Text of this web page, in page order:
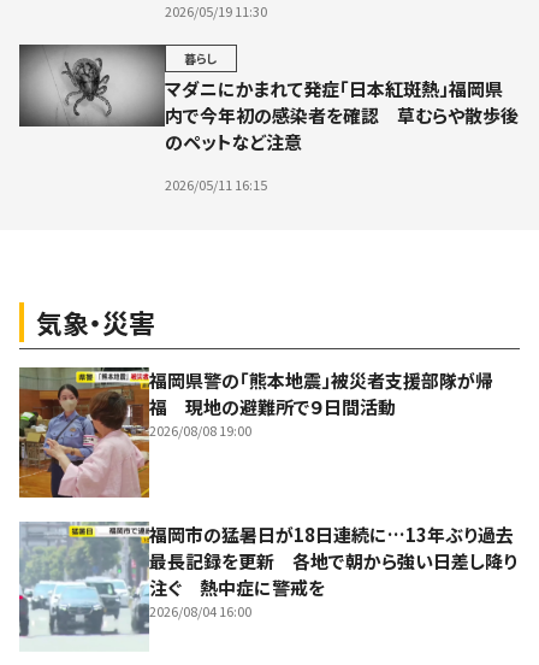
2026/05/19 11:30
暮らし
マダニにかまれて発症「日本紅斑熱」福岡県
内で今年初の感染者を確認 草むらや散歩後
のペットなど注意
2026/05/11 16:15
気象・災害
福岡県警の「熊本地震」被災者支援部隊が帰
福 現地の避難所で９日間活動
2026/08/08 19:00
福岡市の猛暑日が18日連続に…13年ぶり過去
最長記録を更新 各地で朝から強い日差し降り
注ぐ 熱中症に警戒を
2026/08/04 16:00